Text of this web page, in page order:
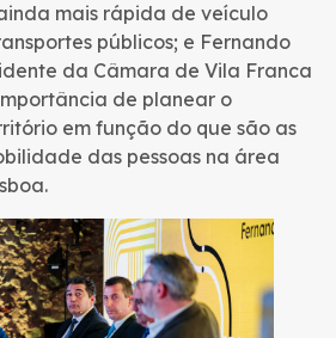
mais rápida de veículo
públicos; e Fernando
da Câmara de Vila Franca
de planear o
em função do que são as
das pessoas na área